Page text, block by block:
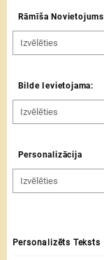
Rāmīša Novietojums
Bilde Ievietojama:
Personalizācija
Personalizēts Teksts